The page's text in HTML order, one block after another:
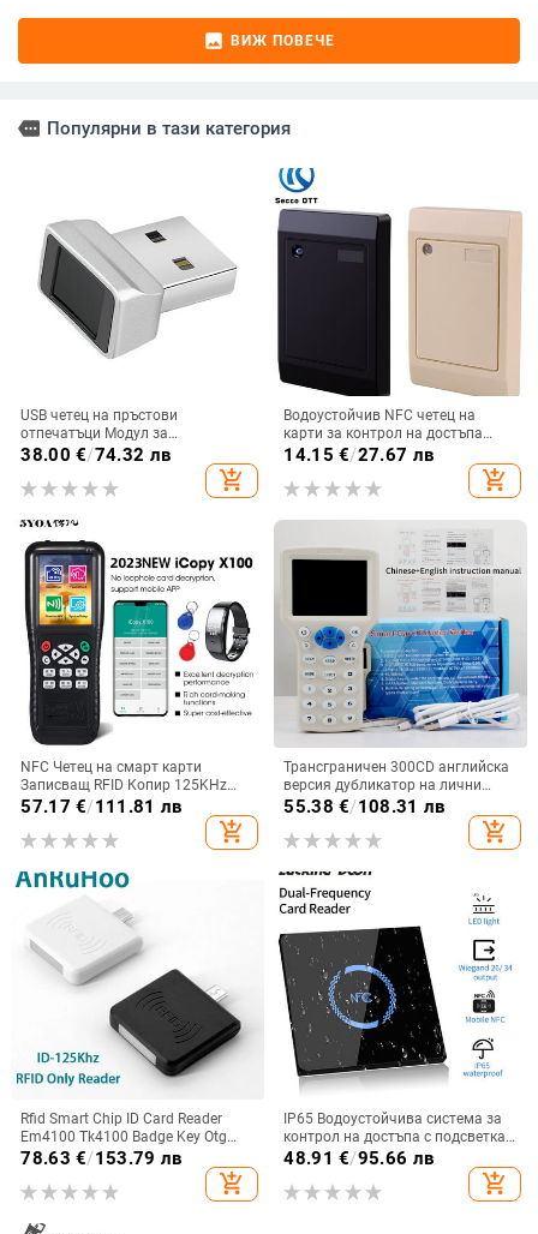
image ВИЖ ПОВЕЧЕ
more Популярни в тази категория
USB четец на пръстови
отпечатъци Модул за
отключване без парола
Windows10 Hello лаптоп
38.00 €/74.32 лв
add_shopping_cart
Водоустойчив NFC четец на
карти за контрол на достъпа
125kHz 13.56MHz Wiegand 26/34
четец на карти за система за
контрол на достъпа
14.15 €/27.67 лв
add_shopping_cart
NFC Четец на смарт карти
Записващ RFID Копир 125KHz
13.56MHz USB Fob Програматор
Копиране на шифрован ключ с
гласово излъчване X100
57.17 €/111.81 лв
add_shopping_cart
Трансграничен 300CD английска
версия дубликатор на лични
карти контрол на достъпа IC
асансьорна карта криптиране и
декриптиране RFI D/NFC четец/
55.38 €/108.31 лв
add_shopping_cart
Rfid Smart Chip ID Card Reader
Em4100 Tk4100 Badge Key Otg
Reader 125khz Tag Token Support
Windows/Android Card Reader
78.63 €/153.79 лв
add_shopping_cart
IP65 Водоустойчива система за
контрол на достъпа с подсветка
Wiegand 26 34 RFID Card Slave
Reader RS485 125KHz 13.56MHz
Dual Frequency NFC
48.91 €/95.66 лв
add_shopping_cart